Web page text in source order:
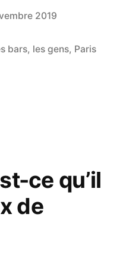
2019
bars, les gens, Paris
ce qu’il
de